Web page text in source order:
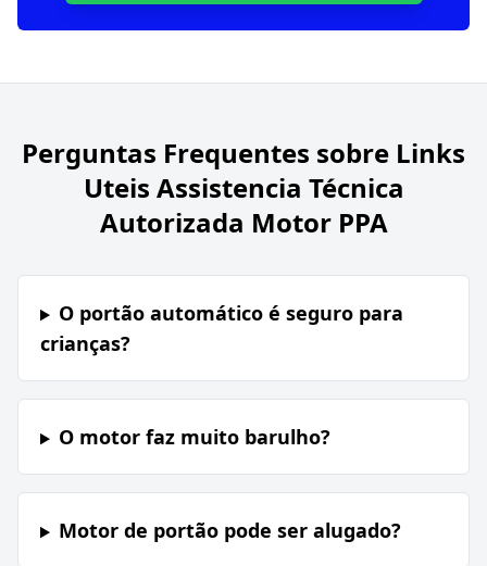
Perguntas Frequentes sobre Links
Uteis Assistencia Técnica
Autorizada Motor PPA
O portão automático é seguro para
crianças?
O motor faz muito barulho?
Motor de portão pode ser alugado?